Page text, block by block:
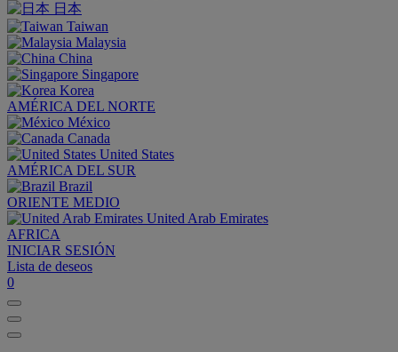
日本
Taiwan
Malaysia
China
Singapore
Korea
AMÉRICA DEL NORTE
México
Canada
United States
AMÉRICA DEL SUR
Brazil
ORIENTE MEDIO
United Arab Emirates
AFRICA
INICIAR SESIÓN
Lista de deseos
0